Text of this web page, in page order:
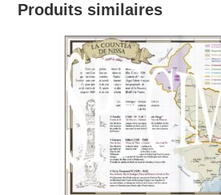
Produits similaires